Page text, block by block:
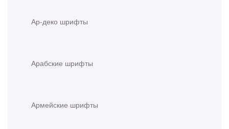
Ар-деко шрифты
Арабские шрифты
Армейские шрифты